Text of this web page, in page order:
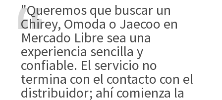
"Queremos que buscar un
Chirey, Omoda o Jaecoo en
Mercado Libre sea una
experiencia sencilla y
confiable. El servicio no
termina con el contacto con el
distribuidor; ahí comienza la